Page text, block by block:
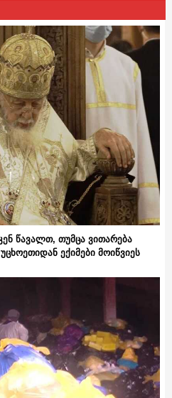
წავალთ, თუმცა ვითარება
ექიმები მოიწვიეს